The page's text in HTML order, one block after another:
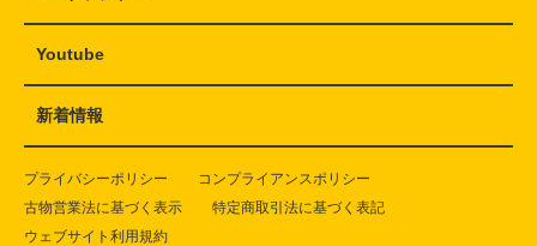
Youtube
新着情報
プライバシーポリシー
コンプライアンスポリシー
古物営業法に基づく表示
特定商取引法に基づく表記
ウェブサイト利用規約